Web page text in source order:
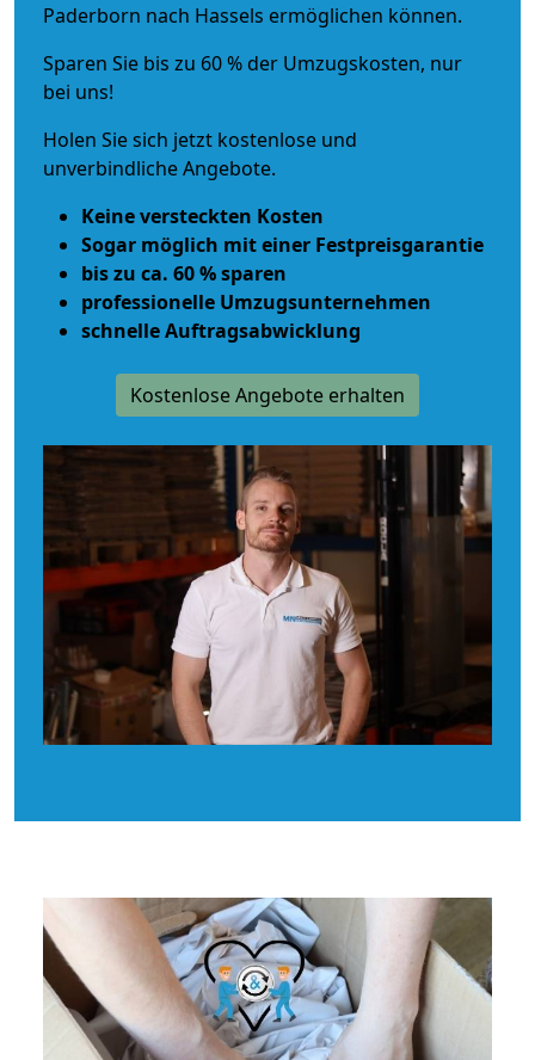
Paderborn nach Hassels ermöglichen können.
Sparen Sie bis zu 60 % der Umzugskosten, nur
bei uns!
Holen Sie sich jetzt kostenlose und
unverbindliche Angebote.
Keine versteckten Kosten
Sogar möglich mit einer Festpreisgarantie
bis zu ca. 60 % sparen
professionelle Umzugsunternehmen
schnelle Auftragsabwicklung
Kostenlose Angebote erhalten